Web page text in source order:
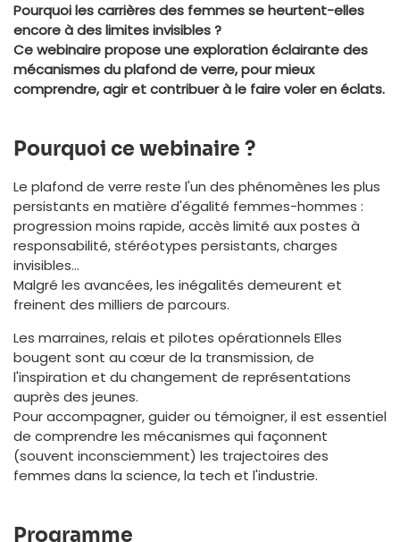
Pourquoi les carrières des femmes se heurtent-elles
encore à des limites invisibles ?
Ce webinaire propose une exploration éclairante des
mécanismes du plafond de verre, pour mieux
comprendre, agir et contribuer à le faire voler en éclats.
Pourquoi ce webinaire ?
Le plafond de verre reste l'un des phénomènes les plus
persistants en matière d'égalité femmes-hommes :
progression moins rapide, accès limité aux postes à
responsabilité, stéréotypes persistants, charges
invisibles…
Malgré les avancées, les inégalités demeurent et
freinent des milliers de parcours.
Les marraines, relais et pilotes opérationnels Elles
bougent sont au cœur de la transmission, de
l'inspiration et du changement de représentations
auprès des jeunes.
Pour accompagner, guider ou témoigner, il est essentiel
de comprendre les mécanismes qui façonnent
(souvent inconsciemment) les trajectoires des
femmes dans la science, la tech et l'industrie.
Programme